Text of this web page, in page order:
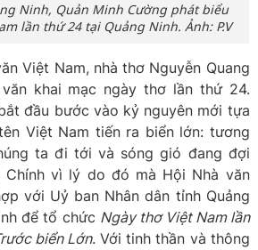
Ninh, Quản Minh Cường phát biểu
lần thứ 24 tại Quảng Ninh. Ảnh: P.V
Việt Nam, nhà thơ Nguyễn Quang
khai mạc ngày thơ lần thứ 24.
đầu bước vào kỷ nguyên mới tựa
Việt Nam tiến ra biển lớn: tương
ta đi tới và sóng gió đang đợi
vì lý do đó mà Hội Nhà văn
với Uỷ ban Nhân dân tỉnh Quảng
để tổ chức Ngày thơ Việt Nam lần
biển Lớn. Với tinh thần và thông